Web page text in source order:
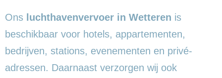
Ons luchthavenvervoer in Wetteren is
beschikbaar voor hotels, appartementen,
bedrijven, stations, evenementen en privé-
adressen. Daarnaast verzorgen wij ook